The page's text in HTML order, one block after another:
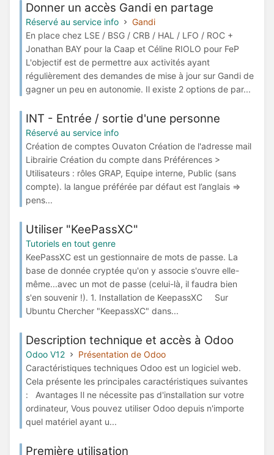
Donner un accès Gandi en partage
Réservé au service info
Gandi
En place chez LSE / BSG / CRB / HAL / LFO / ROC +
Jonathan BAY pour la Caap et Céline RIOLO pour FeP
L'objectif est de permettre aux activités ayant
régulièrement des demandes de mise à jour sur Gandi de
gagner un peu en autonomie. Il existe 2 options de par...
INT - Entrée / sortie d'une personne
Réservé au service info
Création de comptes Ouvaton Création de l'adresse mail
Librairie Création du compte dans Préférences >
Utilisateurs : rôles GRAP, Equipe interne, Public (sans
compte). la langue préférée par défaut est l’anglais =>
pens...
Utiliser "KeePassXC"
Tutoriels en tout genre
KeePassXC est un gestionnaire de mots de passe. La
base de donnée cryptée qu'on y associe s'ouvre elle-
même...avec un mot de passe (celui-là, il faudra bien
s'en souvenir !). 1. Installation de KeepassXC Sur
Ubuntu Chercher "KeepassXC" dans...
Description technique et accès à Odoo
Odoo V12
Présentation de Odoo
Caractéristiques techniques Odoo est un logiciel web.
Cela présente les principales caractéristiques suivantes
: Avantages Il ne nécessite pas d'installation sur votre
ordinateur, Vous pouvez utiliser Odoo depuis n'importe
quel matériel ayant u...
Première utilisation